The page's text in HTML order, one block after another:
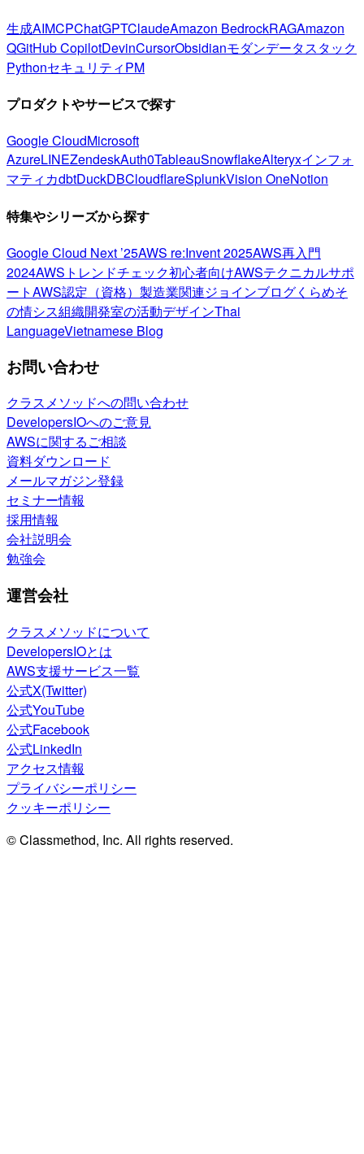
生成AIMCPChatGPTClaudeAmazon BedrockRAGAmazon
QGitHub CopilotDevinCursorObsidianモダンデータスタック
PythonセキュリティPM
プロダクトやサービスで探す
Google CloudMicrosoft
AzureLINEZendeskAuth0TableauSnowflakeAlteryxインフォ
マティカdbtDuckDBCloudflareSplunkVision OneNotion
特集やシリーズから探す
Google Cloud Next ’25AWS re:Invent 2025AWS再入門
2024AWSトレンドチェック初心者向けAWSテクニカルサポ
ートAWS認定（資格） 製造業関連ジョインブログくらめそ
の情シス組織開発室の活動デザインThai
LanguageVietnamese Blog
お問い合わせ
クラスメソッドへの問い合わせ
DevelopersIOへのご意見
AWSに関するご相談
資料ダウンロード
メールマガジン登録
セミナー情報
採用情報
会社説明会
勉強会
運営会社
クラスメソッドについて
DevelopersIOとは
AWS支援サービス一覧
公式X(Twitter)
公式YouTube
公式Facebook
公式LinkedIn
アクセス情報
プライバシーポリシー
クッキーポリシー
© Classmethod, Inc. All rights reserved.